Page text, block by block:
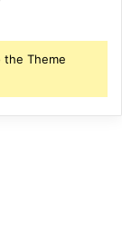
the Theme